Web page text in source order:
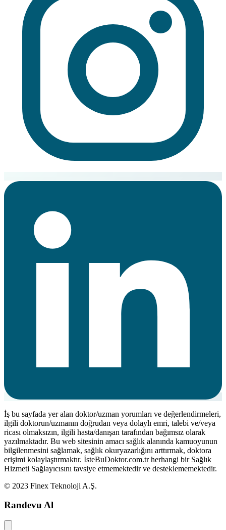
İş bu sayfada yer alan doktor/uzman yorumları ve değerlendirmeleri,
ilgili doktorun/uzmanın doğrudan veya dolaylı emri, talebi ve/veya
ricası olmaksızın, ilgili hasta/danışan tarafından bağımsız olarak
yazılmaktadır. Bu web sitesinin amacı sağlık alanında kamuoyunun
bilgilenmesini sağlamak, sağlık okuryazarlığını arttırmak, doktora
erişimi kolaylaştırmaktır. İsteBuDoktor.com.tr herhangi bir Sağlık
Hizmeti Sağlayıcısını tavsiye etmemektedir ve desteklememektedir.
© 2023 Finex Teknoloji A.Ş.
Randevu Al